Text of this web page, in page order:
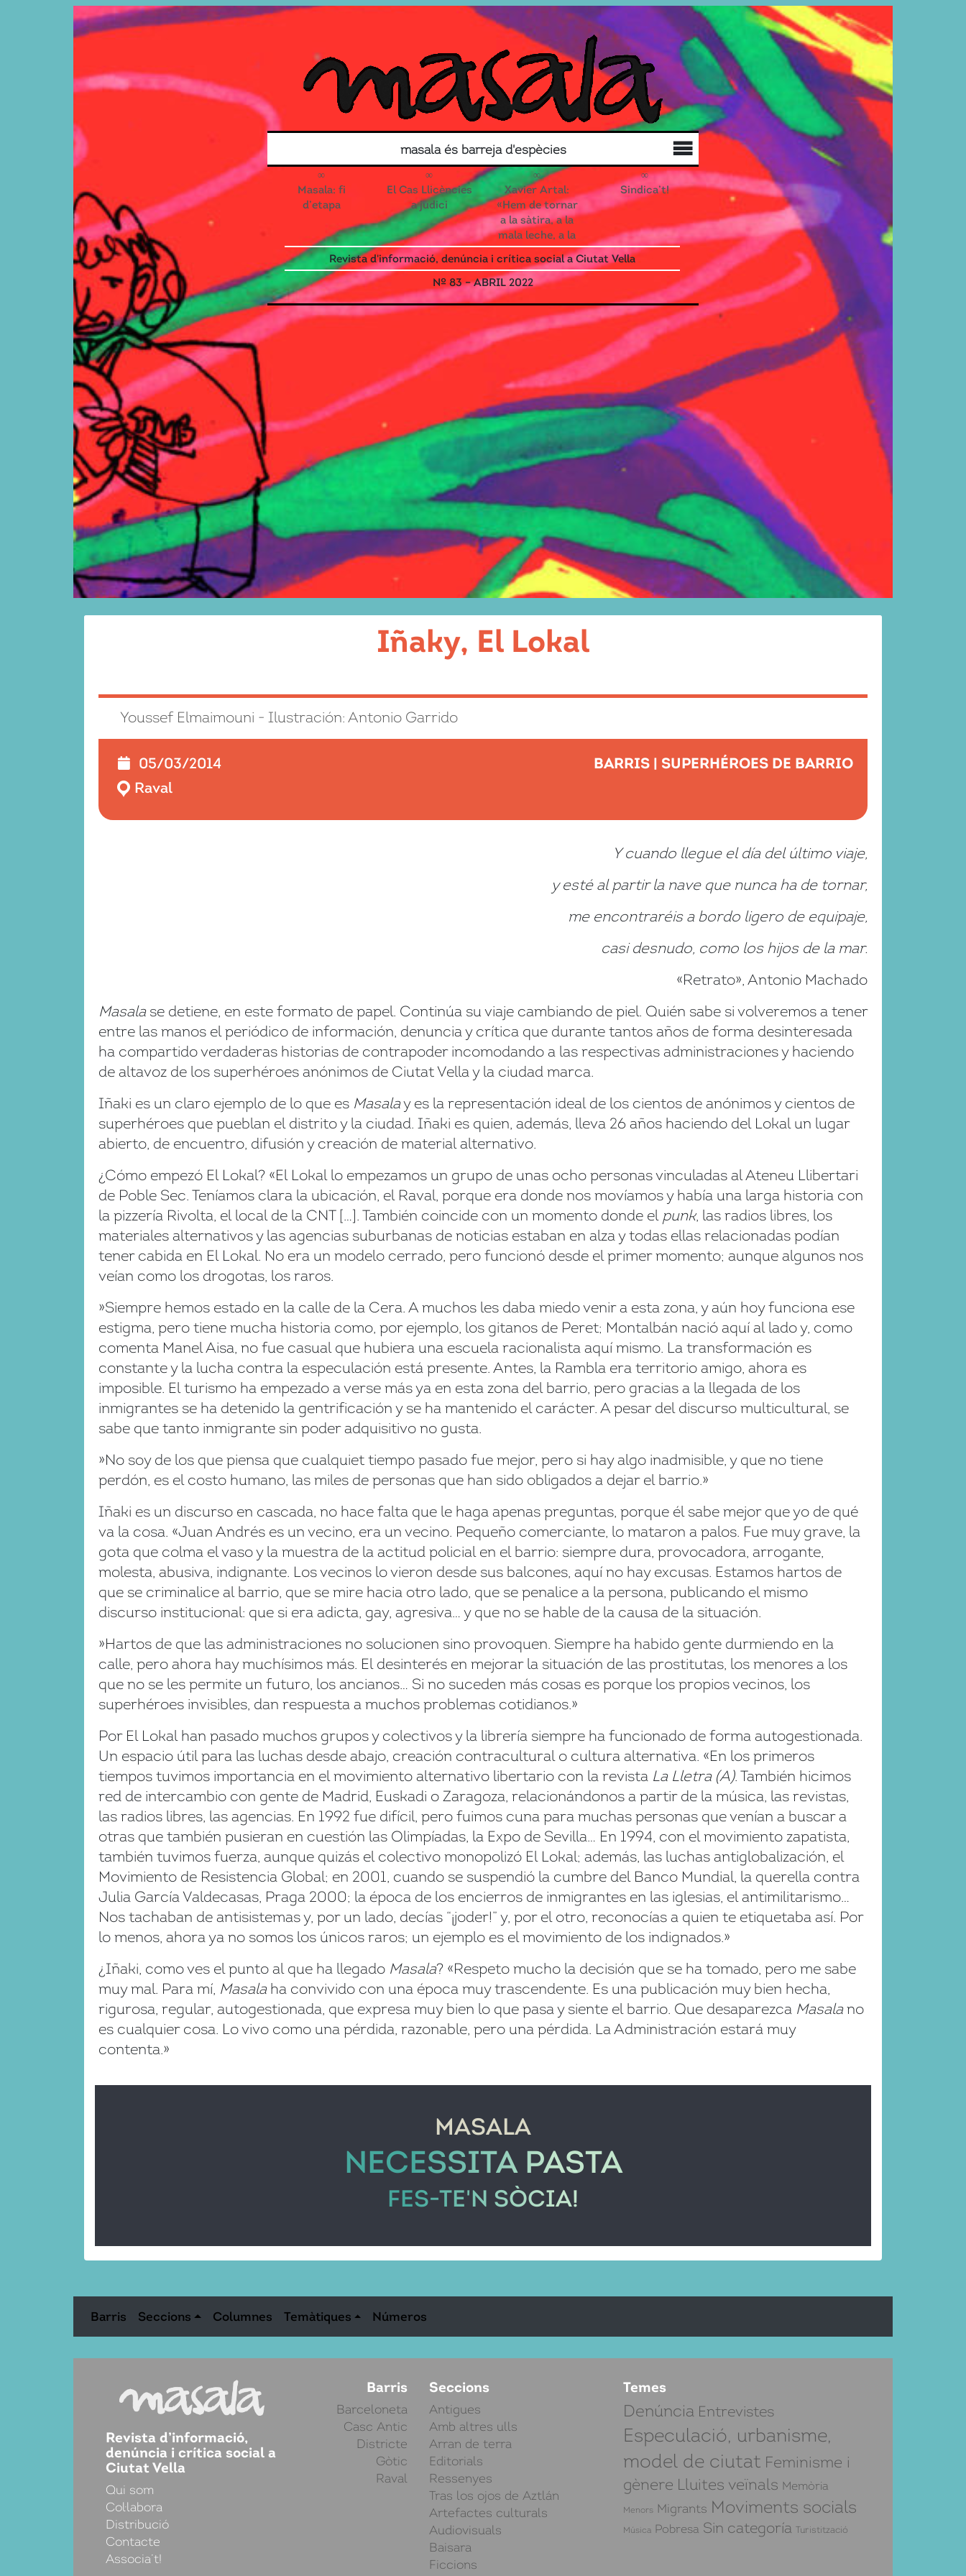
masala és barreja d'espècies Qui som
Search for
Masala: fi
d’etapa
El Cas Llicències
a judici
Xavier Artal:
«Hem de tornar
a la sàtira, a la
mala leche, a la
reivindicació
que toca els
ous»
Sindica’t!
Revista d'informació, denúncia i crítica social a Ciutat Vella
Nº 83 – ABRIL 2022
Iñaky, El Lokal
Youssef Elmaimouni - Ilustración: Antonio Garrido
05/03/2014 BARRIS | SUPERHÉROES DE BARRIO
Raval
Y cuando llegue el día del último viaje,
y esté al partir la nave que nunca ha de tornar,
me encontraréis a bordo ligero de equipaje,
casi desnudo, como los hijos de la mar.
«Retrato», Antonio Machado
Masalase detiene, en este formato de papel. Continúa su viaje cambiando de piel. Quién sabe si volveremos a tener
entre las manos el periódico de información, denuncia y crítica que durante tantos años de forma desinteresada
ha compartido verdaderas historias de contrapoder incomodando a las respectivas administraciones y haciendo
de altavoz de los superhéroes anónimos de Ciutat Vella y la ciudad marca.
Iñaki es un claro ejemplo de lo que es Masalay es la representación ideal de los cientos de anónimos y cientos de
superhéroes que pueblan el distrito y la ciudad. Iñaki es quien, además, lleva 26 años haciendo del Lokal un lugar
abierto, de encuentro, difusión y creación de material alternativo.
¿Cómo empezó El Lokal? «El Lokal lo empezamos un grupo de unas ocho personas vinculadas al Ateneu Llibertari
de Poble Sec. Teníamos clara la ubicación, el Raval, porque era donde nos movíamos y había una larga historia con
la pizzería Rivolta, el local de la CNT […]. También coincide con un momento donde elpunk, las radios libres, los
materiales alternativos y las agencias suburbanas de noticias estaban en alza y todas ellas relacionadas podían
tener cabida en El Lokal. No era un modelo cerrado, pero funcionó desde el primer momento; aunque algunos nos
veían como los drogotas, los raros.
»Siempre hemos estado en la calle de la Cera. A muchos les daba miedo venir a esta zona, y aún hoy funciona ese
estigma, pero tiene mucha historia como, por ejemplo, los gitanos de Peret; Montalbán nació aquí al lado y, como
comenta Manel Aisa, no fue casual que hubiera una escuela racionalista aquí mismo. La transformación es
constante y la lucha contra la especulación está presente. Antes, la Rambla era territorio amigo, ahora es
imposible. El turismo ha empezado a verse más ya en esta zona del barrio, pero gracias a la llegada de los
inmigrantes se ha detenido la gentrificación y se ha mantenido el carácter. A pesar del discurso multicultural, se
sabe que tanto inmigrante sin poder adquisitivo no gusta.
»No soy de los que piensa que cualquiet tiempo pasado fue mejor, pero si hay algo inadmisible, y que no tiene
perdón, es el costo humano, las miles de personas que han sido obligados a dejar el barrio.»
Iñaki es un discurso en cascada, no hace falta que le haga apenas preguntas, porque él sabe mejor que yo de qué
va la cosa. «Juan Andrés es un vecino, era un vecino. Pequeño comerciante, lo mataron a palos. Fue muy grave, la
gota que colma el vaso y la muestra de la actitud policial en el barrio: siempre dura, provocadora, arrogante,
molesta, abusiva, indignante. Los vecinos lo vieron desde sus balcones, aquí no hay excusas. Estamos hartos de
que se criminalice al barrio, que se mire hacia otro lado, que se penalice a la persona, publicando el mismo
discurso institucional: que si era adicta, gay, agresiva… y que no se hable de la causa de la situación.
»Hartos de que las administraciones no solucionen sino provoquen. Siempre ha habido gente durmiendo en la
calle, pero ahora hay muchísimos más. El desinterés en mejorar la situación de las prostitutas, los menores a los
que no se les permite un futuro, los ancianos… Si no suceden más cosas es porque los propios vecinos, los
superhéroes invisibles, dan respuesta a muchos problemas cotidianos.»
Por El Lokal han pasado muchos grupos y colectivos y la librería siempre ha funcionado de forma autogestionada.
Un espacio útil para las luchas desde abajo, creación contracultural o cultura alternativa. «En los primeros
tiempos tuvimos importancia en el movimiento alternativo libertario con la revista La Lletra (A). También hicimos
red de intercambio con gente de Madrid, Euskadi o Zaragoza, relacionándonos a partir de la música, las revistas,
las radios libres, las agencias. En 1992 fue difícil, pero fuimos cuna para muchas personas que venían a buscar a
otras que también pusieran en cuestión las Olimpíadas, la Expo de Sevilla… En 1994, con el movimiento zapatista,
también tuvimos fuerza, aunque quizás el colectivo monopolizó El Lokal; además, las luchas antiglobalización, el
Movimiento de Resistencia Global; en 2001, cuando se suspendió la cumbre del Banco Mundial, la querella contra
Julia García Valdecasas, Praga 2000; la época de los encierros de inmigrantes en las iglesias, el antimilitarismo…
Nos tachaban de antisistemas y, por un lado, decías “¡joder!” y, por el otro, reconocías a quien te etiquetaba así. Por
lo menos, ahora ya no somos los únicos raros; un ejemplo es el movimiento de los indignados.»
¿Iñaki, como ves el punto al que ha llegado Masala? «Respeto mucho la decisión que se ha tomado, pero me sabe
muy mal. Para mí, Masalaha convivido con una época muy trascendente. Es una publicación muy bien hecha,
rigurosa, regular, autogestionada, que expresa muy bien lo que pasa y siente el barrio. Que desaparezca Masalano
es cualquier cosa. Lo vivo como una pérdida, razonable, pero una pérdida. La Administración estará muy
contenta.»
MASALA
NECESSITA PASTA
FES-TE'N SÒCIA!
Barris Seccions Columnes Temàtiques Números
Revista d’informació,
denúncia i crítica social a
Ciutat Vella
Qui som
Col·labora
Distribució
Contacte
Associa’t!
Barris
Barceloneta
Casc Antic
Districte
Gòtic
Raval
Seccions
Antigues
Amb altres ulls
Arran de terra
Editorials
Ressenyes
Tras los ojos de Aztlán
Artefactes culturals
Audiovisuals
Baisara
Ficcions
Temes
Denúncia Entrevistes
Especulació, urbanisme,
model de ciutat Feminisme i
gènere Lluites veïnals Memòria
Menors Migrants Moviments socials
Música Pobresa Sin categoría Turistització